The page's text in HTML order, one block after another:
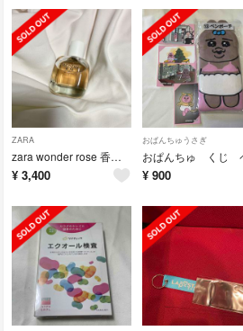
ZARA
zara wonder rose 香水 100ml
¥ 3,400
おぱんちゅうさぎ
¥ 900